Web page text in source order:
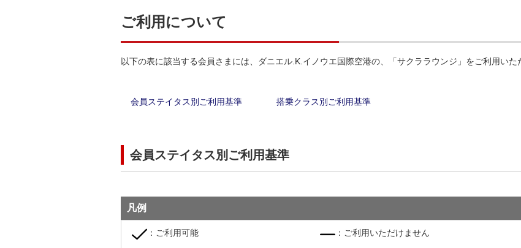
ご利用について
以下の表に該当する会員さまには、ダニエル.K.イノウエ国際空港の、「サクララウンジ」をご利用いた
会員ステイタス別ご利用基準 搭乗クラス別ご利用基準
会員ステイタス別ご利用基準
凡例
：ご利用可能 ：ご利用いただけません